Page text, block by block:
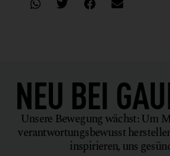
NEU BEI
Unsere Bewegung wächst: Um
verantwortungsbewusst
inspirieren, uns